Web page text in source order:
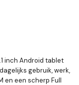
inch Android tablet
gebruik, werk,
en een scherp Full